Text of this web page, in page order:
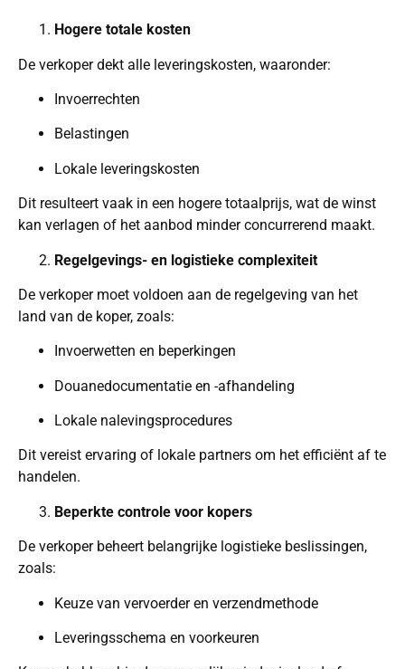
Hogere totale kosten
De verkoper dekt alle leveringskosten, waaronder:
Invoerrechten
Belastingen
Lokale leveringskosten
Dit resulteert vaak in een hogere totaalprijs, wat de winst
kan verlagen of het aanbod minder concurrerend maakt.
Regelgevings- en logistieke complexiteit
De verkoper moet voldoen aan de regelgeving van het
land van de koper, zoals:
Invoerwetten en beperkingen
Douanedocumentatie en -afhandeling
Lokale nalevingsprocedures
Dit vereist ervaring of lokale partners om het efficiënt af te
handelen.
Beperkte controle voor kopers
De verkoper beheert belangrijke logistieke beslissingen,
zoals:
Keuze van vervoerder en verzendmethode
Leveringsschema en voorkeuren